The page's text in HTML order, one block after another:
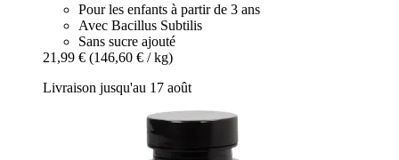
Pour les enfants à partir de 3 ans
Avec Bacillus Subtilis
Sans sucre ajouté
21,99 € (146,60 € / kg)
Livraison jusqu'au 17 août